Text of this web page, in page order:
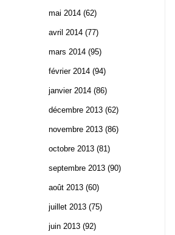
mai 2014 (62)
avril 2014 (77)
mars 2014 (95)
février 2014 (94)
janvier 2014 (86)
décembre 2013 (62)
novembre 2013 (86)
octobre 2013 (81)
septembre 2013 (90)
août 2013 (60)
juillet 2013 (75)
juin 2013 (92)